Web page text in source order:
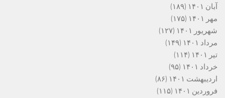
آبان ۱۴۰۱
(۱۸۹)
مهر ۱۴۰۱
(۱۷۵)
شهریور ۱۴۰۱
(۱۲۷)
مرداد ۱۴۰۱
(۱۴۹)
تیر ۱۴۰۱
(۱۱۴)
خرداد ۱۴۰۱
(۹۵)
اردیبهشت ۱۴۰۱
(۸۶)
فروردین ۱۴۰۱
(۱۱۵)